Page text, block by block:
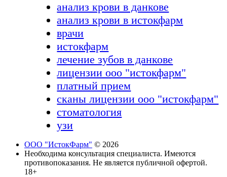
анализ крови в данкове
анализ крови в истокфарм
врачи
истокфарм
лечение зубов в данкове
лицензии ооо "истокфарм"
платный прием
сканы лицензии ооо "истокфарм"
стоматология
узи
ООО "ИстокФарм" © 2026
Необходима консультация специалиста. Имеются
противопоказания. Не является публичной офертой.
18+